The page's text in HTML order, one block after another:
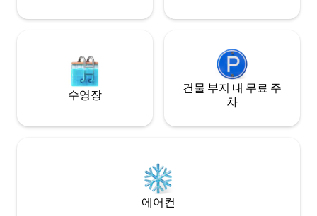
수영장
건물 부지 내 무료 주
차
에어컨